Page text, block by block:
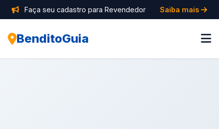
Faça seu cadastro para Revendedor Saiba mais
BenditoGuia